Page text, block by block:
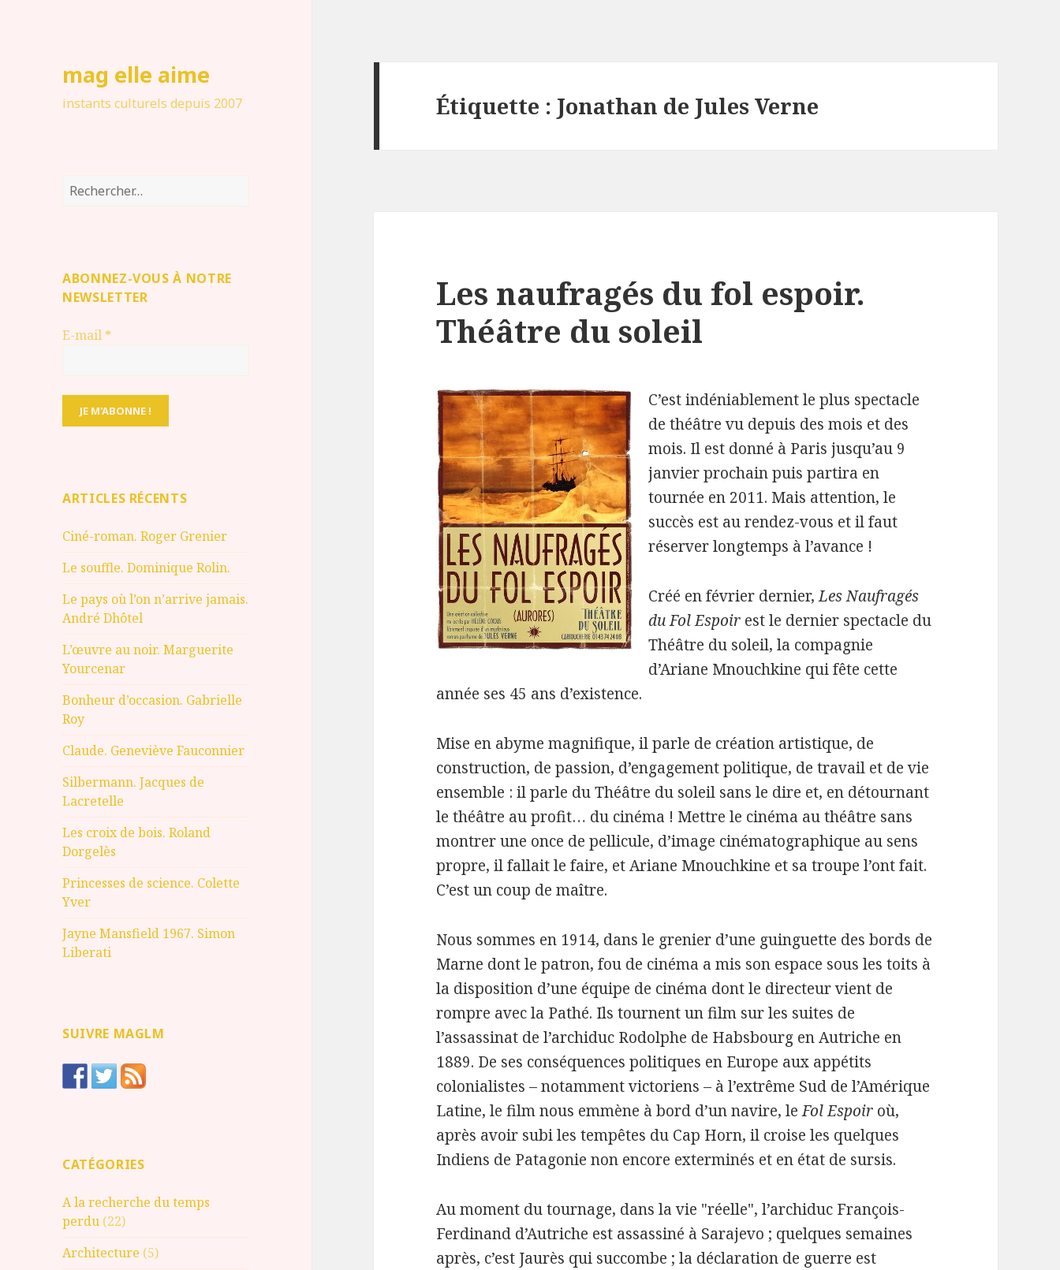
mag elle aime
instants culturels depuis 2007
Rechercher :
ABONNEZ-VOUS À NOTRE
NEWSLETTER
E-mail *
ARTICLES RÉCENTS
Ciné-roman. Roger Grenier
Le souffle. Dominique Rolin.
Le pays où l’on n’arrive jamais.
André Dhôtel
L’œuvre au noir. Marguerite
Yourcenar
Bonheur d’occasion. Gabrielle
Roy
Claude. Geneviève Fauconnier
Silbermann. Jacques de
Lacretelle
Les croix de bois. Roland
Dorgelès
Princesses de science. Colette
Yver
Jayne Mansfield 1967. Simon
Liberati
SUIVRE MAGLM
CATÉGORIES
A la recherche du temps
perdu (22)
Architecture (5)
Étiquette : Jonathan de Jules Verne
Les naufragés du fol espoir.
Théâtre du soleil
C’est indéniablement le plus spectacle
de théâtre vu depuis des mois et des
mois. Il est donné à Paris jusqu’au 9
janvier prochain puis partira en
tournée en 2011. Mais attention, le
succès est au rendez-vous et il faut
réserver longtemps à l’avance !
Créé en février dernier,Les Naufragés
du Fol Espoir est le dernier spectacle du
Théâtre du soleil, la compagnie
d’Ariane Mnouchkine qui fête cette
année ses 45 ans d’existence.
Mise en abyme magnifique, il parle de création artistique, de
construction, de passion, d’engagement politique, de travail et de vie
ensemble : il parle du Théâtre du soleil sans le dire et, en détournant
le théâtre au profit… du cinéma ! Mettre le cinéma au théâtre sans
montrer une once de pellicule, d’image cinématographique au sens
propre, il fallait le faire, et Ariane Mnouchkine et sa troupe l’ont fait.
C’est un coup de maître.
Nous sommes en 1914, dans le grenier d’une guinguette des bords de
Marne dont le patron, fou de cinéma a mis son espace sous les toits à
la disposition d’une équipe de cinéma dont le directeur vient de
rompre avec la Pathé. Ils tournent un film sur les suites de
l’assassinat de l’archiduc Rodolphe de Habsbourg en Autriche en
1889. De ses conséquences politiques en Europe aux appétits
colonialistes – notamment victoriens – à l’extrême Sud de l’Amérique
Latine, le film nous emmène à bord d’un navire, leFol Espoir où,
après avoir subi les tempêtes du Cap Horn, il croise les quelques
Indiens de Patagonie non encore exterminés et en état de sursis.
Au moment du tournage, dans la vie "réelle", l’archiduc François-
Ferdinand d’Autriche est assassiné à Sarajevo ; quelques semaines
après, c’est Jaurès qui succombe ; la déclaration de guerre est